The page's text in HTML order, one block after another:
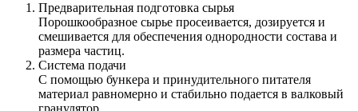
Предварительная подготовка сырья
Порошкообразное сырье просеивается, дозируется и
смешивается для обеспечения однородности состава и
размера частиц.
Система подачи
С помощью бункера и принудительного питателя
материал равномерно и стабильно подается в валковый